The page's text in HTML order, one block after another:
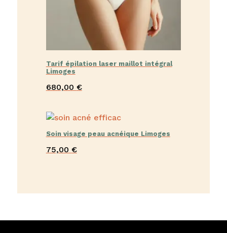
Tarif épilation laser maillot intégral
Limoges
680,00 €
Soin visage peau acnéique Limoges
75,00 €